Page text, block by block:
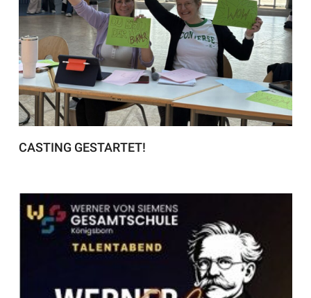
CASTING GESTARTET!